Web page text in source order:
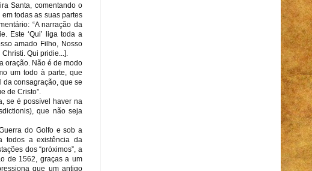
Santa, comentando o
todas as suas partes
“A narração da
Este ‘Qui’ liga toda a
amado Filho, Nosso
Qui pridie...].
oração. Não é de modo
um todo à parte, que
da consagração, que se
de Cristo”.
se é possível haver na
que não seja
do Golfo e sob a
todos a existência da
dos “próximos”, a
de 1562, graças a um
que um antigo